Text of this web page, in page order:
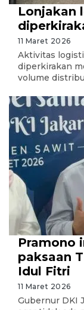
Lonjakan
11 Maret 2026
Aktivitas
diperkirakan
volume
Pramono
paksaan
Idul Fitri
11 Maret 2026
Gubernur DKI